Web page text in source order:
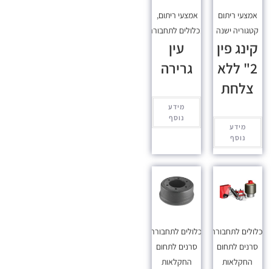
אמצעי ריתום
קטגוריה ישנה
קינג פין
2" ללא
צלחת
מידע
נוסף
אמצעי ריתום,
מכלולים לתחבורה
עין
גרירה
מידע
נוסף
לתחבורה,
סרנים לתחום
החקלאות
מכלולים לתחבורה,
סרנים לתחום
החקלאות